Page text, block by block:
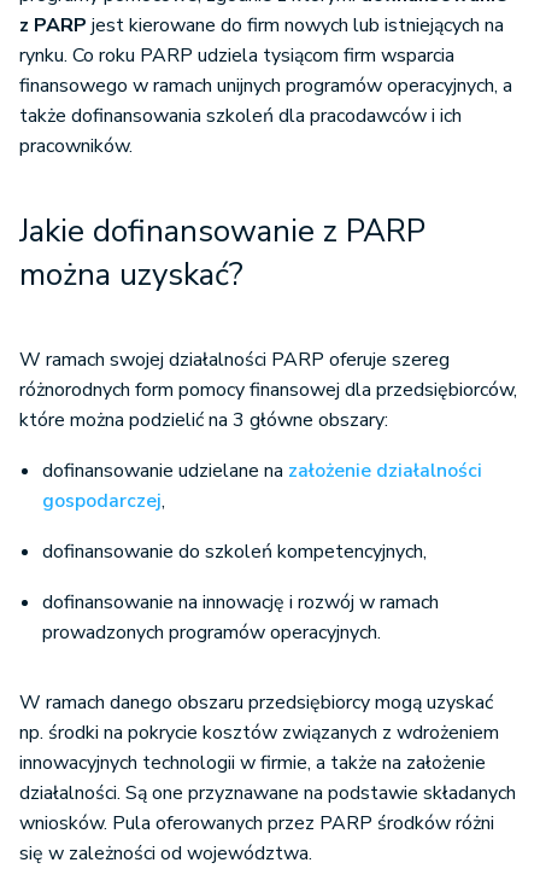
z PARP jest kierowane do firm nowych lub istniejących na
rynku. Co roku PARP udziela tysiącom firm wsparcia
finansowego w ramach unijnych programów operacyjnych, a
także dofinansowania szkoleń dla pracodawców i ich
pracowników.
Jakie dofinansowanie z PARP
można uzyskać?
W ramach swojej działalności PARP oferuje szereg
różnorodnych form pomocy finansowej dla przedsiębiorców,
które można podzielić na 3 główne obszary:
dofinansowanie udzielane na założenie działalności
gospodarczej,
dofinansowanie do szkoleń kompetencyjnych,
dofinansowanie na innowację i rozwój w ramach
prowadzonych programów operacyjnych.
W ramach danego obszaru przedsiębiorcy mogą uzyskać
np. środki na pokrycie kosztów związanych z wdrożeniem
innowacyjnych technologii w firmie, a także na założenie
działalności. Są one przyznawane na podstawie składanych
wniosków. Pula oferowanych przez PARP środków różni
się w zależności od województwa.